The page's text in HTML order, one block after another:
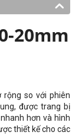
20mm
rộng so với phiên
được trang bị
hơn và hình
thiết kế cho các